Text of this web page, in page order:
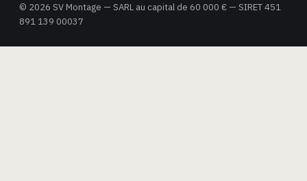
© 2026 SV Montage — SARL au capital de 60 000 € — SIRET 451
891 139 00037